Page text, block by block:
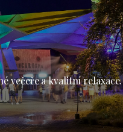
večeře a kvalitní relaxace.